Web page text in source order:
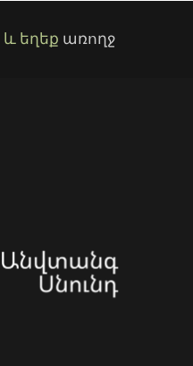
և եղեք առողջ